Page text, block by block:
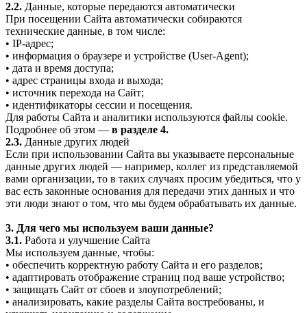
2.2. Данные, которые передаются автоматически
При посещении Сайта автоматически собираются
технические данные, в том числе:
• IP-адрес;
• информация о браузере и устройстве (User-Agent);
• дата и время доступа;
• адрес страницы входа и выхода;
• источник перехода на Сайт;
• идентификаторы сессии и посещения.
Для работы Сайта и аналитики используются файлы cookie.
Подробнее об этом — в разделе 4.
2.3. Данные других людей
Если при использовании Сайта вы указываете персональные
данные других людей — например, коллег из представляемой
вами организации, то в таких случаях просим убедиться, что у
вас есть законные основания для передачи этих данных и что
эти люди знают о том, что мы будем обрабатывать их данные.
3. Для чего мы используем ваши данные?
3.1. Работа и улучшение Сайта
Мы используем данные, чтобы:
• обеспечить корректную работу Сайта и его разделов;
• адаптировать отображение страниц под ваше устройство;
• защищать Сайт от сбоев и злоупотреблений;
• анализировать, какие разделы Сайта востребованы, и